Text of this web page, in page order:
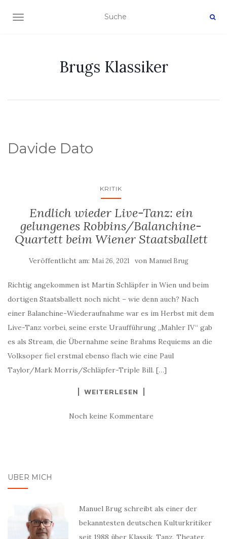
NAVIGATION EIN-/AUSSCHALTEN
Brugs Klassiker
Davide Dato
KRITIK
Endlich wieder Live-Tanz: ein
gelungenes Robbins/Balanchine-
Quartett beim Wiener Staatsballett
Veröffentlicht am: Mai 26, 2021 von Manuel Brug
Richtig angekommen ist Martin Schläpfer in Wien und beim
dortigen Staatsballett noch nicht – wie denn auch? Nach
einer Balanchine-Wiederaufnahme war es im Herbst mit dem
Live-Tanz vorbei, seine erste Uraufführung „Mahler IV“ gab
es als Stream, die Übernahme seine Brahms Requiems an die
Volksoper fiel erstmal ebenso flach wie eine Paul
Taylor/Mark Morris/Schläpfer-Triple Bill. […]
WEITERLESEN
Noch keine Kommentare
ÜBER MICH
Manuel Brug schreibt als einer der
bekanntesten deutschen Kulturkritiker
seit 1988 über Klassik, Tanz, Theater,